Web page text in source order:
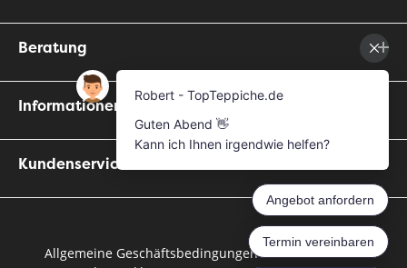
Beratung
Informationen
Kundenservice
Allgemeine Geschäftsbedingungen